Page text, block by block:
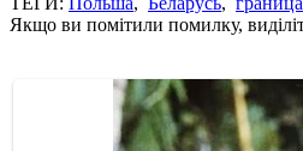
Якщо ви помітили помилку,